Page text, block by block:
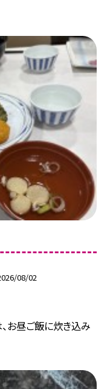
08/02
お昼ご飯に炊き込み